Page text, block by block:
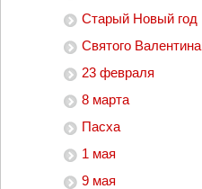
Старый Новый год
Святого Валентина
23 февраля
8 марта
Пасха
1 мая
9 мая